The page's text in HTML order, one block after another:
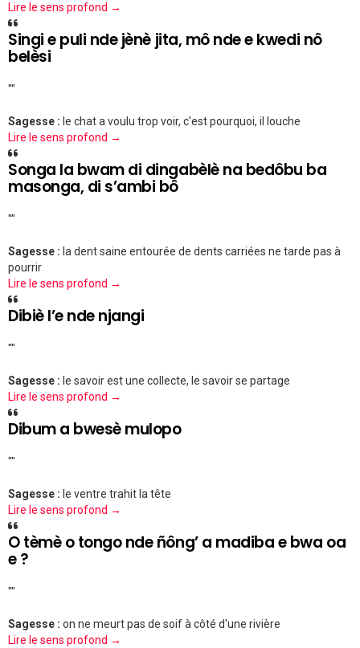
Lire le sens profond →
Singi e puli nde jènè jita, mô nde e kwedi nô
belèsi
""
Sagesse : le chat a voulu trop voir, c'est pourquoi, il louche
Lire le sens profond →
Songa la bwam di dingabèlè na bedôbu ba
masonga, di s’ambi bô
""
Sagesse : la dent saine entourée de dents carriées ne tarde pas à
pourrir
Lire le sens profond →
Dibiè l’e nde njangi
""
Sagesse : le savoir est une collecte, le savoir se partage
Lire le sens profond →
Dibum a bwesè mulopo
""
Sagesse : le ventre trahit la tête
Lire le sens profond →
O tèmè o tongo nde ñông’ a madiba e bwa oa
e ?
""
Sagesse : on ne meurt pas de soif à côté d'une rivière
Lire le sens profond →